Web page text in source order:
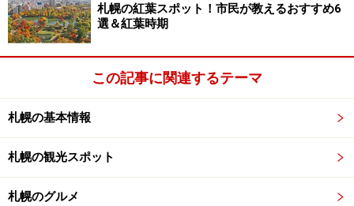
【１Ｆ】
▼はなれ味重 ：割烹料理
▼CANTINETTA SALUS（サリュ）：イタリアンバール
当サイトの「SALUS」の記事。
【２Ｆ】
▼札幌ぶたや ○38：豚肉料理＆名物焼きとん
▼炭焼きBAR 倉庫
▼博多鉄鍋 参の三
札幌の紅葉スポット！市民が教えるおすすめ6
選＆紅葉時期
この記事に関連するテーマ
札幌の基本情報
札幌の観光スポット
札幌のグルメ